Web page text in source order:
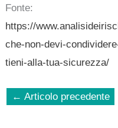
Fonte:
https://
che-non-devi-
tieni-alla-tua-sicurezza/
← Articolo precedente